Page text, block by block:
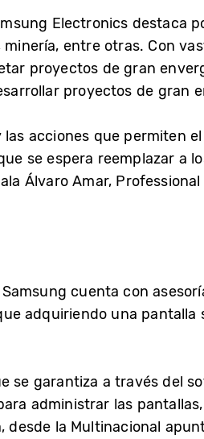
Electronics destaca
entre otras. Con
proyectos de gran
proyectos de gran
acciones que permiten
se espera reemplazar a
Álvaro Amar,
cuenta con
adquiriendo una pantalla
se garantiza a través del
administrar las
la Multinacional